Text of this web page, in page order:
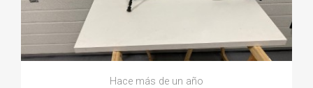
Hace más de un año